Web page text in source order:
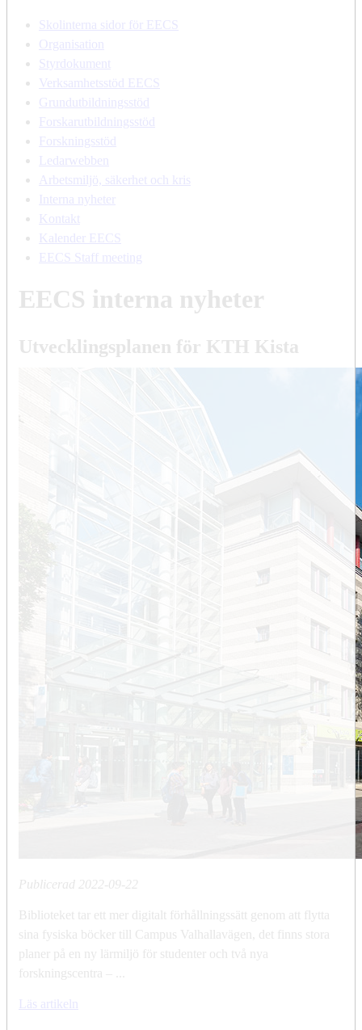
Skolinterna sidor för EECS
Organisation
Styrdokument
Verksamhetsstöd EECS
Grundutbildningsstöd
Forskarutbildningsstöd
Forskningsstöd
Ledarwebben
Arbetsmiljö, säkerhet och kris
Interna nyheter
Kontakt
Kalender EECS
EECS Staff meeting
EECS interna nyheter
Utvecklingsplanen för KTH Kista
Publicerad 2022-09-22
Biblioteket tar ett mer digitalt förhållningssätt genom att flytta
sina fysiska böcker till Campus Valhallavägen, det finns stora
planer på en ny lärmiljö för studenter och två nya
forskningscentra – ...
Läs artikeln